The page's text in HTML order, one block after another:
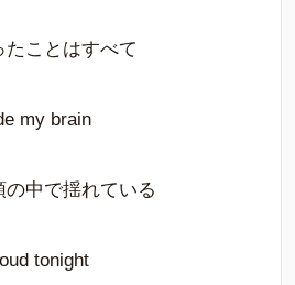
ことはすべて
my brain
中で揺れている
tonight